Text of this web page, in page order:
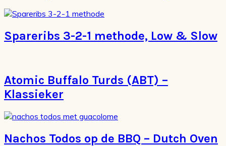
Spareribs 3-2-1 methode, Low & Slow
Atomic Buffalo Turds (ABT) –
Klassieker
Nachos Todos op de BBQ – Dutch Oven